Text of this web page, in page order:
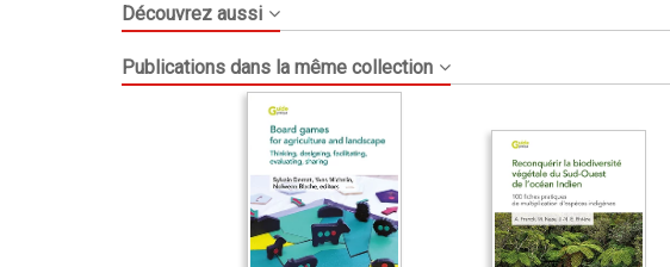
Découvrez aussi
Publications dans la même collection